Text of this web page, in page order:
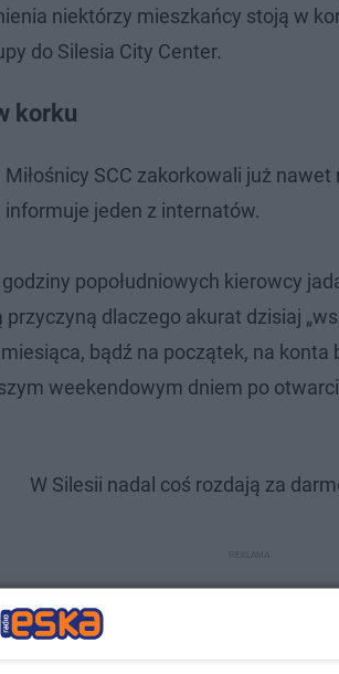
niektórzy mieszkańcy stoją w
do Silesia City Center.
korku
Miłośnicy SCC zakorkowali już
informuje jeden z internatów.
popołudniowych kierowcy
dlaczego akurat dzisiaj
bądź na początek, na
weekendowym dniem po
W Silesii nadal coś rozdają za